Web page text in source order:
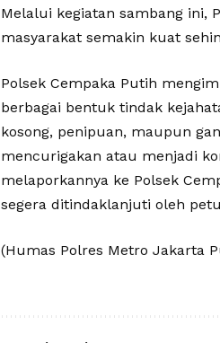
Melalui kegiatan sambang ini,
masyarakat semakin kuat
Polsek Cempaka Putih
berbagai bentuk tindak
kosong, penipuan, maupun
mencurigakan atau menjadi
melaporkannya ke Polsek
segera ditindaklanjuti oleh
(Humas Polres Metro Jakarta